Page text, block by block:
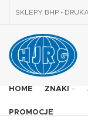
SKLEPY BHP -
HOME ZNAKI
PROMOCJE